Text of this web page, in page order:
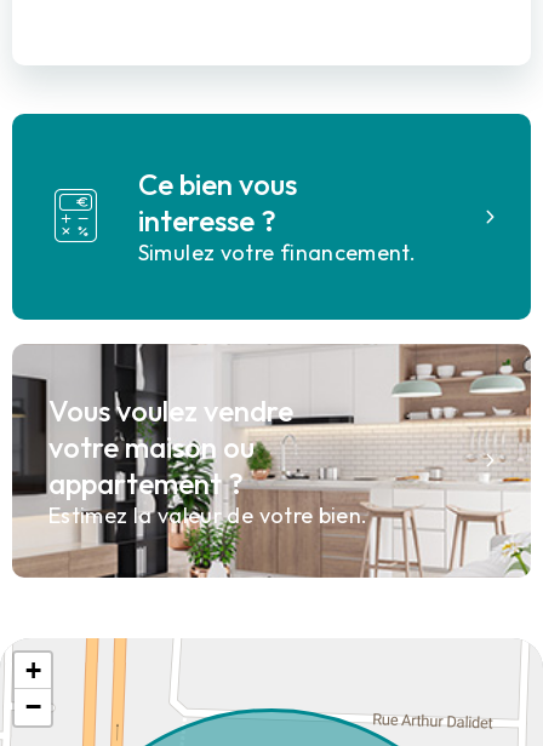
Ce bien vous
interesse ?
Simulez votre financement.
Vous voulez vendre
votre maison ou
appartement ?
Estimez la valeur de votre bien.
+
−